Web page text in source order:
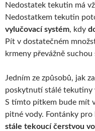
Nedostatek tekutin má
Nedostatkem tekutin
vylučovací systém, kdy
Pít v dostatečném
krmeny převážně
Jedním ze způsobů, jak
poskytnutí stálé tekutiny
S tímto pítkem bude mít
pitné vody. Fontánky
stále tekoucí čerstvou